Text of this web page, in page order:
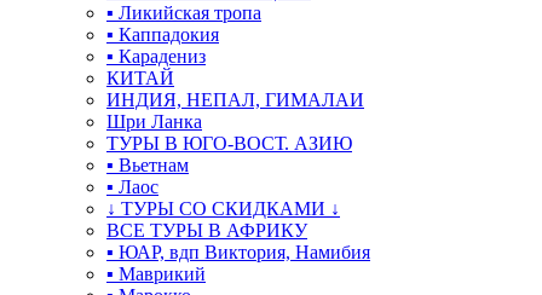
▪ Ликийская тропа
▪ Каппадокия
▪ Карадениз
КИТАЙ
ИНДИЯ, НЕПАЛ, ГИМАЛАИ
Шри Ланка
ТУРЫ В ЮГО-ВОСТ. АЗИЮ
▪ Вьетнам
▪ Лаос
↓ ТУРЫ СО СКИДКАМИ ↓
ВСЕ ТУРЫ В АФРИКУ
▪ ЮАР, вдп Виктория, Намибия
▪ Маврикий